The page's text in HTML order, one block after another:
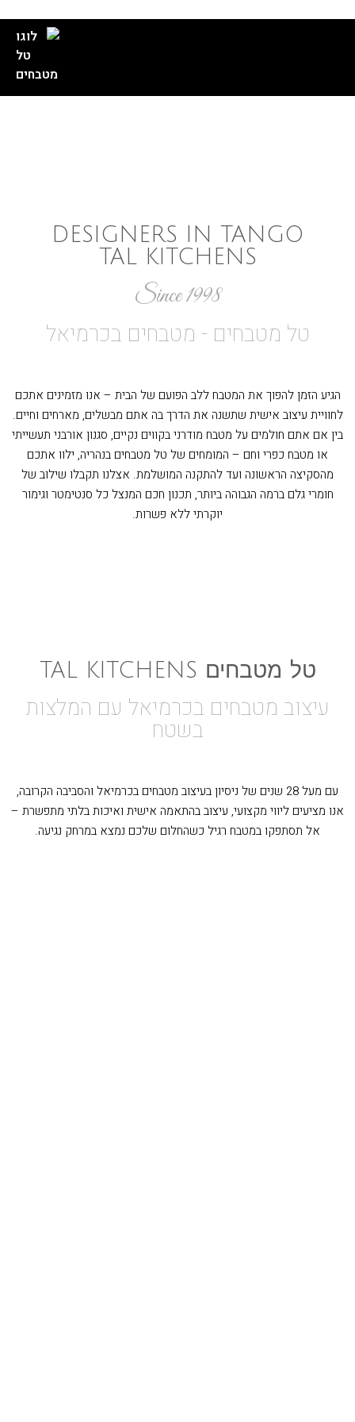
DESIGNERS IN TANGO
TAL KITCHENS
Since 1998
טל מטבחים - מטבחים בכרמיאל
הגיע הזמן להפוך את המטבח ללב הפועם של הבית – אנו מזמינים אתכם
לחוויית עיצוב אישית שתשנה את הדרך בה אתם מבשלים, מארחים וחיים.
בין אם אתם חולמים על מטבח מודרני בקווים נקיים, סגנון אורבני תעשייתי
או מטבח כפרי וחם – המומחים של טל מטבחים בנהריה, ילוו אתכם
מהסקיצה הראשונה ועד להתקנה המושלמת. אצלנו תקבלו שילוב של
חומרי גלם ברמה הגבוהה ביותר, תכנון חכם המנצל כל סנטימטר וגימור
יוקרתי ללא פשרות.
טל מטבחים TAL KITCHENS
עיצוב מטבחים בכרמיאל עם המלצות
בשטח
עם מעל 28 שנים של ניסיון בעיצוב מטבחים בכרמיאל והסביבה הקרובה,
אנו מציעים ליווי מקצועי, עיצוב בהתאמה אישית ואיכות בלתי מתפשרת –
אל תסתפקו במטבח רגיל כשהחלום שלכם נמצא במרחק נגיעה.